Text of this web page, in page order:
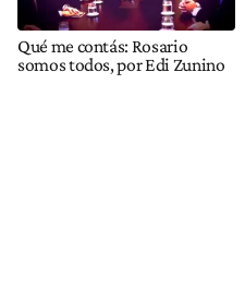
Qué me contás: Rosario
somos todos, por Edi Zunino